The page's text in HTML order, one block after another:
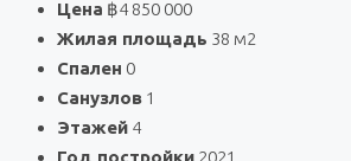
Цена ฿4 850 000
Жилая площадь 38 м2
Спален 0
Санузлов 1
Этажей 4
Год постройки 2021